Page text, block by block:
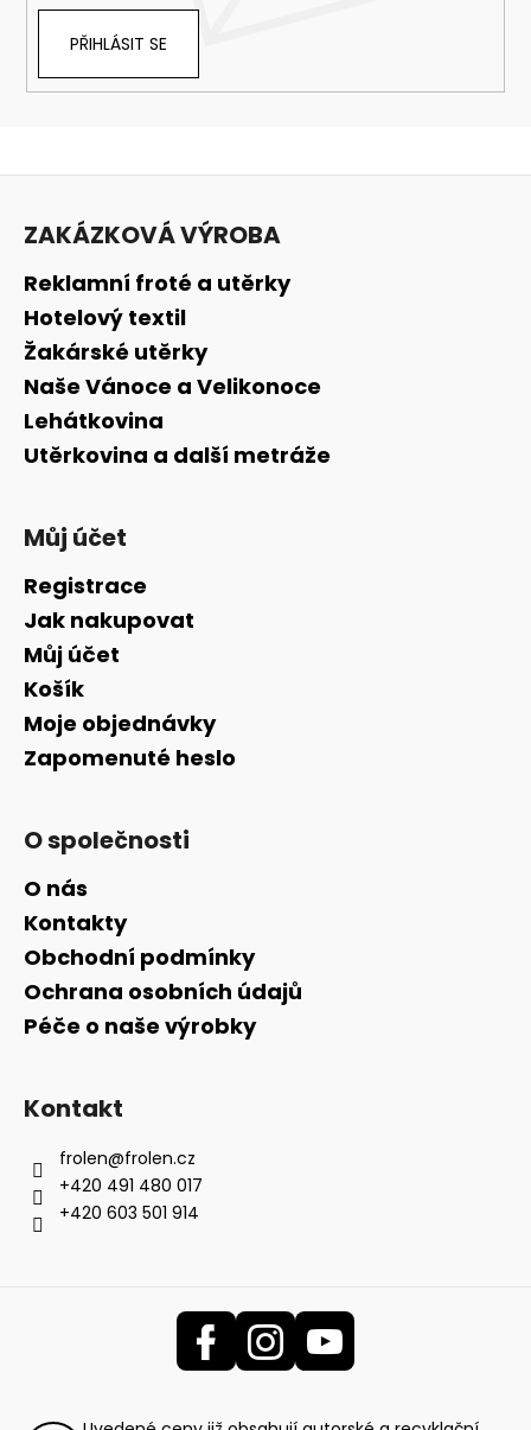
PŘIHLÁSIT SE
ZAKÁZKOVÁ VÝROBA
Reklamní froté a utěrky
Hotelový textil
Žakárské utěrky
Naše Vánoce a Velikonoce
Lehátkovina
Utěrkovina a další metráže
Můj účet
Registrace
Jak nakupovat
Můj účet
Košík
Moje objednávky
Zapomenuté heslo
O společnosti
O nás
Kontakty
Obchodní podmínky
Ochrana osobních údajů
Péče o naše výrobky
Kontakt
frolen@frolen.cz
+420 491 480 017
+420 603 501 914